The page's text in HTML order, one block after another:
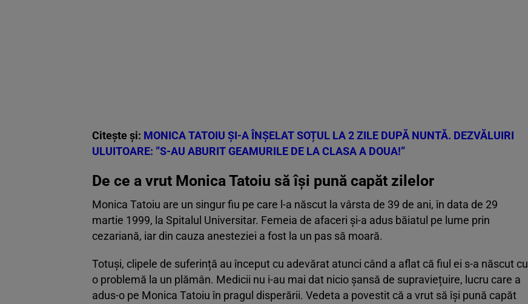
Citește și: MONICA TATOIU ȘI-A ÎNȘELAT SOȚUL LA 2 ZILE DUPĂ NUNTĂ. DEZVĂLUIRI
ULUITOARE: ”S-AU ABURIT GEAMURILE DE LA CLASA A DOUA!”
De ce a vrut Monica Tatoiu să își pună capăt zilelor
Monica Tatoiu are un singur fiu pe care l-a născut la vârsta de 39 de ani, în data de 29
martie 1999, la Spitalul Universitar. Femeia de afaceri și-a adus băiatul pe lume prin
cezariană, iar din cauza anesteziei a fost la un pas să moară.
Totuși, clipele de suferință au început cu adevărat atunci când a aflat că fiul ei s-a născut cu
o problemă la un plămân. Medicii nu i-au mai dat nicio șansă de supraviețuire, lucru care a
adus-o pe Monica Tatoiu în pragul disperării. Vedeta a povestit că a vrut să își pună capăt